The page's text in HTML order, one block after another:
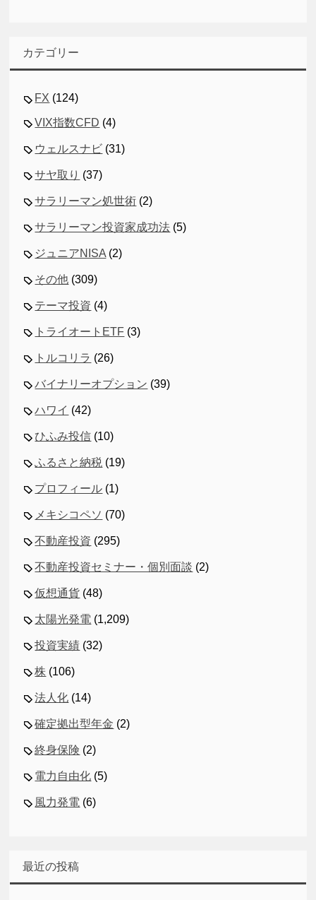
カテゴリー
FX (124)
VIX指数CFD (4)
ウェルスナビ (31)
サヤ取り (37)
サラリーマン処世術 (2)
サラリーマン投資家成功法 (5)
ジュニアNISA (2)
その他 (309)
テーマ投資 (4)
トライオートETF (3)
トルコリラ (26)
バイナリーオプション (39)
ハワイ (42)
ひふみ投信 (10)
ふるさと納税 (19)
プロフィール (1)
メキシコペソ (70)
不動産投資 (295)
不動産投資セミナー・個別面談 (2)
仮想通貨 (48)
太陽光発電 (1,209)
投資実績 (32)
株 (106)
法人化 (14)
確定拠出型年金 (2)
終身保険 (2)
電力自由化 (5)
風力発電 (6)
最近の投稿